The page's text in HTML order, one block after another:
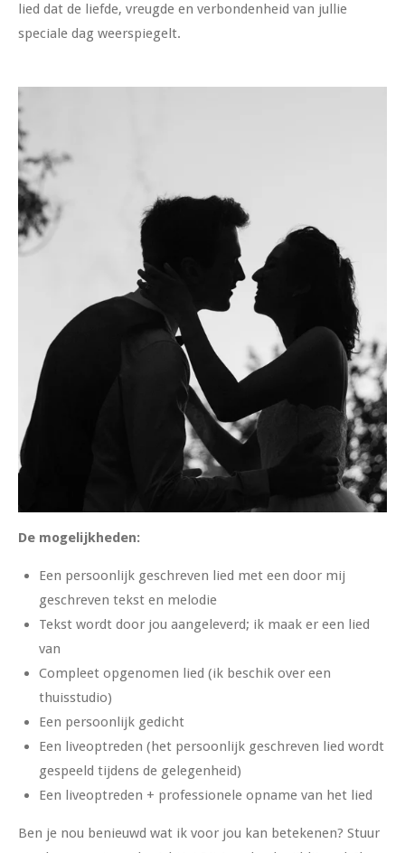
lied dat de liefde, vreugde en verbondenheid van jullie
speciale dag weerspiegelt.
De mogelijkheden:
Een persoonlijk geschreven lied met een door mij
geschreven tekst en melodie
Tekst wordt door jou aangeleverd; ik maak er een lied
van
Compleet opgenomen lied (ik beschik over een
thuisstudio)
Een persoonlijk gedicht
Een liveoptreden (het persoonlijk geschreven lied wordt
gespeeld tijdens de gelegenheid)
Een liveoptreden + professionele opname van het lied
Ben je nou benieuwd wat ik voor jou kan betekenen? Stuur